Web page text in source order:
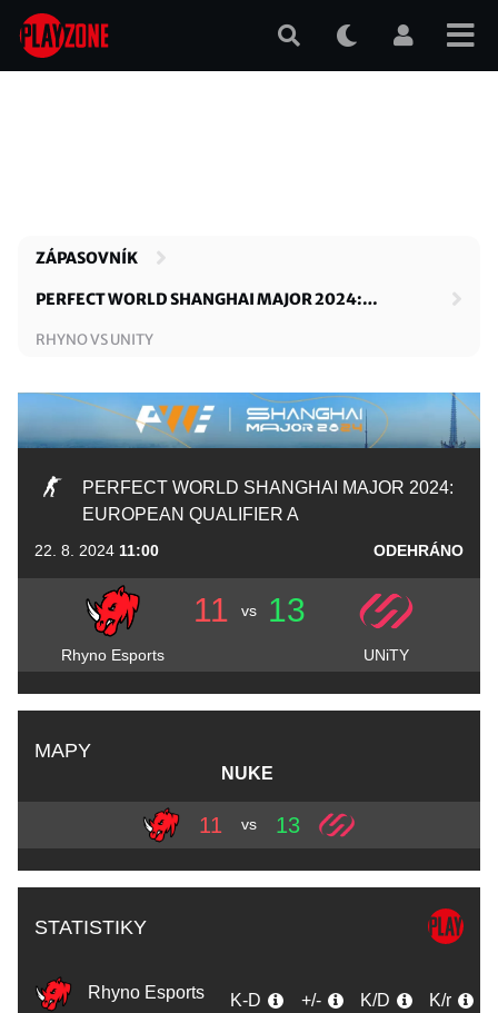
Přejít
hlavnímu
ZÁPASOVNÍK
PERFECT WORLD SHANGHAI MAJOR 2024:
RHYNO VS UNITY
PERFECT WORLD SHANGHAI MAJOR 2024:
EUROPEAN QUALIFIER A
22. 8. 2024 11:00 ODEHRÁNO
11 vs 13
Rhyno Esports UNiTY
MAPY
NUKE
11 vs 13
STATISTIKY
Rhyno Esports K-D +/- K/D K/r